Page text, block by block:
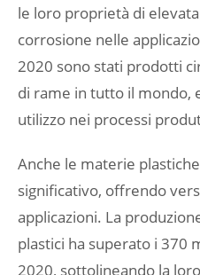
le loro proprietà di
corrosione nelle
2020 sono stati prodotti
di rame in tutto il mondo,
utilizzo nei processi
Anche le materie
significativo, offrendo
applicazioni. La
plastici ha superato i 370
2020, sottolineando la